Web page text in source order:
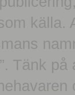
källa.
Tänk